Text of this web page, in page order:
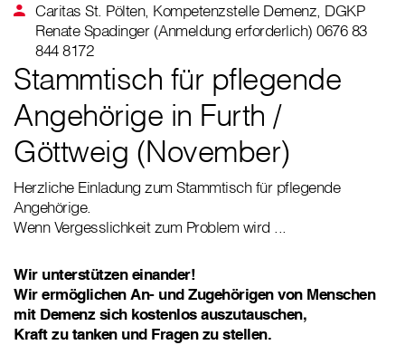
Caritas St. Pölten, Kompetenzstelle Demenz, DGKP
Renate Spadinger (Anmeldung erforderlich) 0676 83
844 8172
Stammtisch für pflegende
Angehörige in Furth /
Göttweig (November)
Herzliche Einladung zum Stammtisch für pflegende
Angehörige.
Wenn Vergesslichkeit zum Problem wird ...
Wir unterstützen einander!
Wir ermöglichen An- und Zugehörigen von Menschen
mit Demenz sich kostenlos auszutauschen,
Kraft zu tanken und Fragen zu stellen.